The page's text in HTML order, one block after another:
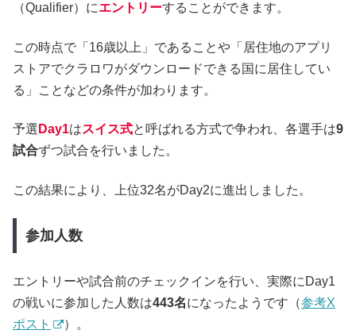
（Qualifier）にエントリーすることができます。
この時点で「16歳以上」であることや「居住地のアプリ
ストアでクラロワがダウンロードできる国に居住してい
る」ことなどの条件が加わります。
予選 Day1はスイス式と呼ばれる方式で争われ、各選手は9
試合ずつ試合を行いました。
この結果により、上位32名がDay2に進出しました。
参加人数
エントリーや試合前のチェックインを行い、実際にDay1
の戦いに参加した人数は443名になったようです（参考X
ポスト
）。